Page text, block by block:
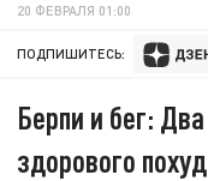
20 ФЕВРАЛЯ 01:00
ПОДПИШИТЕСЬ:
Берпи и бег:
здорового